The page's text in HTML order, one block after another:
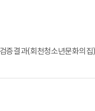
증결과(회천청소년문화의